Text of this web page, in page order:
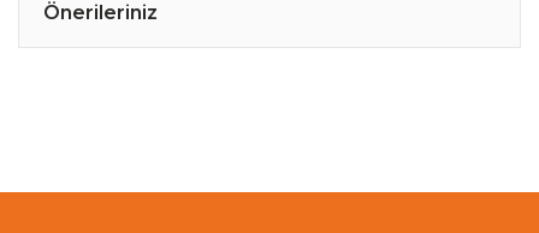
Önerileriniz